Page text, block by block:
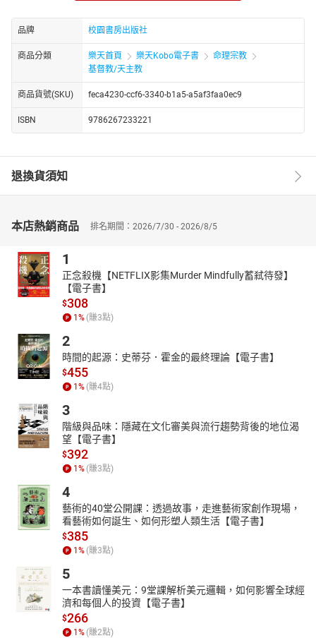
【作者介紹】
斯托得（John Stott，1921～2011）
二十世紀福音派重要領袖，於二〇〇五年獲《時代雜誌》選為「世
界百大最具影響力人物」。一生主要時間於英國萬靈堂擔任牧職，
也以此為起點，開展他在全球的服事。他在萬靈堂的牧養工作，影
響了二次大戰後英國福音派教會的復興運動。此外，亦擔任一九七
四年《洛桑信約》（Lausanne Covenant）起草委員會主席，該信
約為福音派奠下了傳福音和社會關懷並行的基調，對全球福音派發
品牌 校園書房出版社
商品分類 樂天首頁 樂天Kobo電子書
命理宗教
基督教/天主教
商品貨號(SKU) feca4230-ccf6-3340-b1a5-a5af3faa0ec9
ISBN 9786267233221
退換貨須知
本店熱銷商品 排名期間：2026/7/30 - 2026/8/5
1
正念殺機【NETFLIX影集Murder Mindfully蓄弒待發】
【電子書】
$308
1 % (賺3點)
2
時間的起源：史蒂芬．霍金的最終理論【電子書】
$455
1 % (賺4點)
3
階級與品味：隱藏在文化審美與流行趨勢背後的地位渴
望【電子書】
$392
1 % (賺3點)
4
藝術的40堂公開課：透過故事，走進藝術家創作現場，
看藝術如何誕生、如何形塑人類生活【電子書】
$385
1 % (賺3點)
5
一本書讀懂美元：9堂課解析美元邏輯，如何影響全球經
濟和每個人的投資【電子書】
$266
1 % (賺2點)